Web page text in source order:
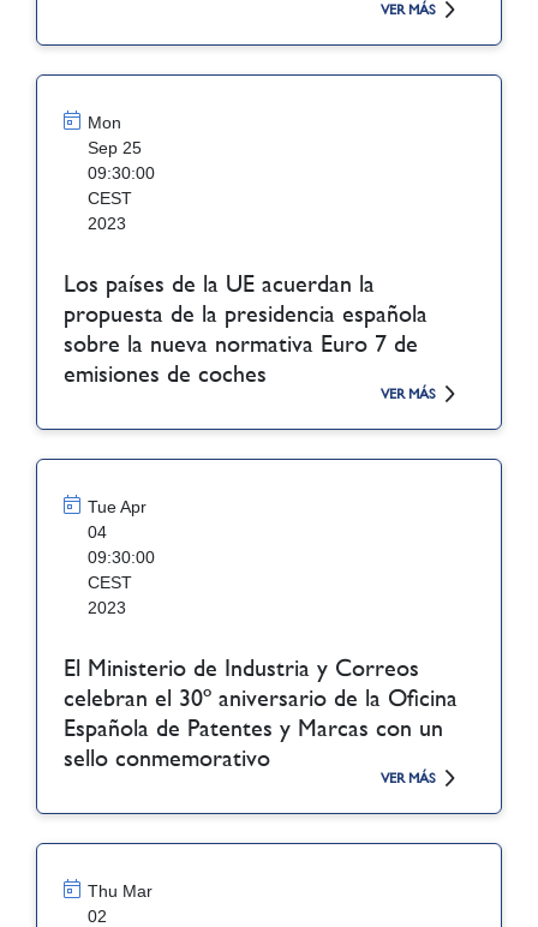
VER MÁS
Mon
Sep 25
09:30:00
CEST
2023
Los países de la UE acuerdan la
propuesta de la presidencia española
sobre la nueva normativa Euro 7 de
emisiones de coches
VER MÁS
Tue Apr
04
09:30:00
CEST
2023
El Ministerio de Industria y Correos
celebran el 30º aniversario de la Oficina
Española de Patentes y Marcas con un
sello conmemorativo
VER MÁS
Thu Mar
02